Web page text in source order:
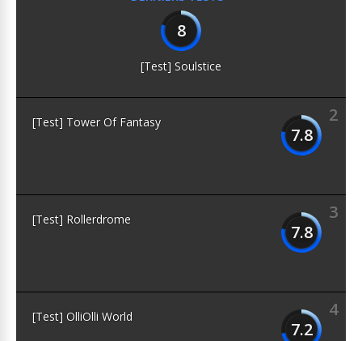
8
[Test] Soulstice
2
7.8
[Test] Tower Of Fantasy
3
7.8
[Test] Rollerdrome
4
7.2
[Test] OlliOlli World